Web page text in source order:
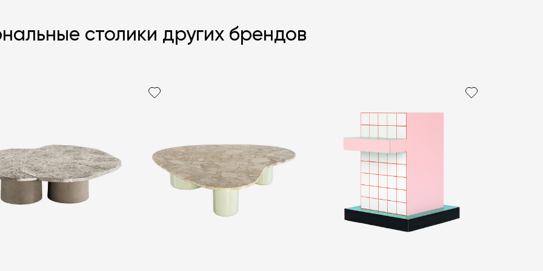
политикой персональных данных
ЗАДАТЬ ВОПРОС
ЗАДАТЬ ВОПРОС
столики других брендов